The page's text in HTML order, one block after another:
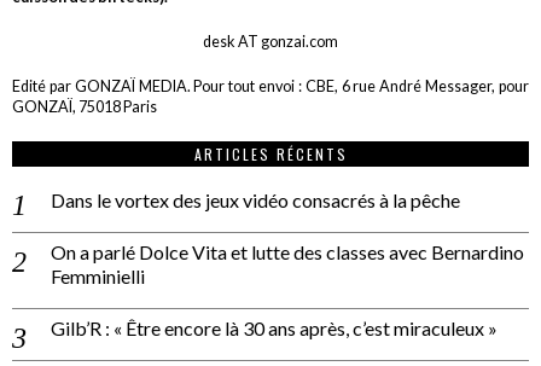
desk AT gonzai.com
Edité par GONZAÏ MEDIA. Pour tout envoi : CBE, 6 rue André Messager, pour
GONZAÏ, 75018 Paris
ARTICLES RÉCENTS
Dans le vortex des jeux vidéo consacrés à la pêche
On a parlé Dolce Vita et lutte des classes avec Bernardino
Femminielli
Gilb’R : « Être encore là 30 ans après, c’est miraculeux »